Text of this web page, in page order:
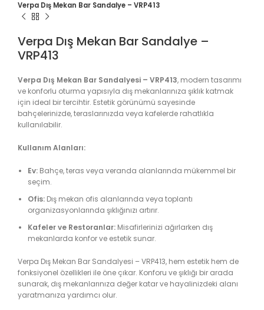
Verpa Dış Mekan Bar Sandalye – VRP413
Verpa Dış Mekan Bar Sandalye –
VRP413
Verpa Dış Mekan Bar Sandalyesi – VRP413, modern tasarımı
ve konforlu oturma yapısıyla dış mekanlarınıza şıklık katmak
için ideal bir tercihtir. Estetik görünümü sayesinde
bahçelerinizde, teraslarınızda veya kafelerde rahatlıkla
kullanılabilir.
Kullanım Alanları:
Ev: Bahçe, teras veya veranda alanlarında mükemmel bir
seçim.
Ofis: Dış mekan ofis alanlarında veya toplantı
organizasyonlarında şıklığınızı artırır.
Kafeler ve Restoranlar: Misafirlerinizi ağırlarken dış
mekanlarda konfor ve estetik sunar.
Verpa Dış Mekan Bar Sandalyesi – VRP413, hem estetik hem de
fonksiyonel özellikleri ile öne çıkar. Konforu ve şıklığı bir arada
sunarak, dış mekanlarınıza değer katar ve hayalinizdeki alanı
yaratmanıza yardımcı olur.